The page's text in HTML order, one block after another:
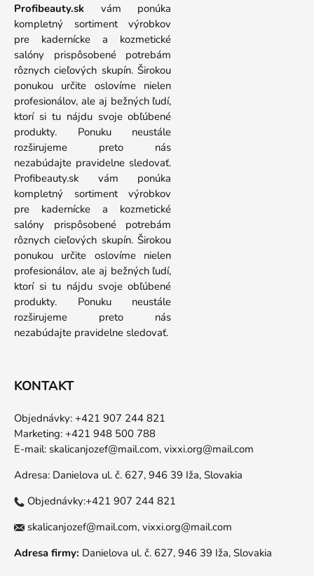
Profibeauty.sk vám ponúka
kompletný sortiment výrobkov
pre kadernícke a kozmetické
salóny prispôsobené potrebám
rôznych cieľových skupín. Širokou
ponukou určite oslovíme nielen
profesionálov, ale aj bežných ľudí,
ktorí si tu nájdu svoje obľúbené
produkty. Ponuku neustále
rozširujeme preto nás
nezabúdajte pravidelne sledovať.
Profibeauty.sk vám ponúka
kompletný sortiment výrobkov
pre kadernícke a kozmetické
salóny prispôsobené potrebám
rôznych cieľových skupín. Širokou
ponukou určite oslovíme nielen
profesionálov, ale aj bežných ľudí,
ktorí si tu nájdu svoje obľúbené
produkty. Ponuku neustále
rozširujeme preto nás
nezabúdajte pravidelne sledovať.
KONTAKT
Objednávky: +421 907 244 821
Marketing: +421 948 500 788
E-mail: skalicanjozef@mail.com, vixxi.org@mail.com
Adresa: Danielova ul. č. 627, 946 39 Iža, Slovakia
Objednávky:+421 907 244 821
skalicanjozef@mail.com, vixxi.org@mail.com
Adresa firmy: Danielova ul. č. 627, 946 39 Iža, Slovakia